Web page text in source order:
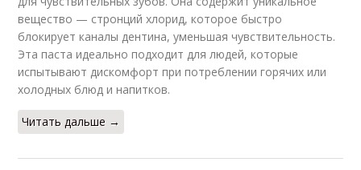
вещество — стронций хлорид, которое быстро
блокирует каналы дентина, уменьшая чувствительность.
Эта паста идеально подходит для людей, которые
испытывают дискомфорт при потреблении горячих или
холодных блюд и напитков.
Читать дальше →